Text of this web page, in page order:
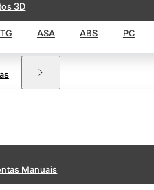
3D
ASA ABS PC
Manuais